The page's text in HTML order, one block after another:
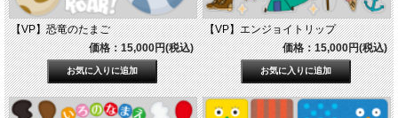
【VP】恐竜のたまご
価格：15,000円(税込)
【VP】エンジョイトリップ
価格：15,000円(税込)